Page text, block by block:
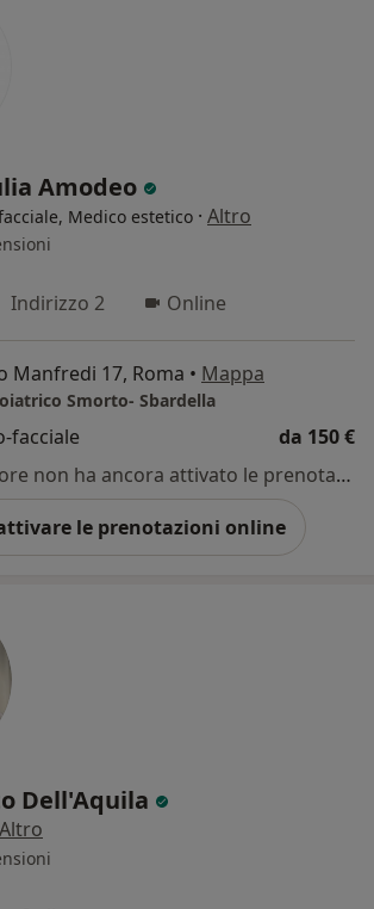
Amodeo
Medico estetico · Altro
Indirizzo 2 Online
Manfredi 17, Roma • Mappa
Smorto- Sbardella
facciale
da 150 €
Questo dottore non ha ancora attivato le prenotazioni online presso questo indirizzo.
le prenotazioni online
Dell'Aquila
Altro